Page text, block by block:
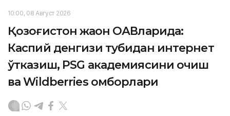
10:00, 08 Август 2026
Қозоғистон жаҳон ОАВларида:
Каспий денгизи тубидан интернет
ўтказиш, PSG академиясини очиш
ва Wildberries омборлари